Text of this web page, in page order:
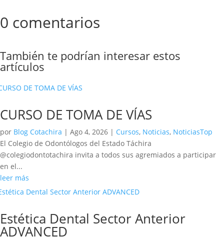
0 comentarios
También te podrían interesar estos
artículos
CURSO DE TOMA DE VÍAS
por Blog Cotachira | Ago 4, 2026 | Cursos, Noticias, NoticiasTop
El Colegio de Odontólogos del Estado Táchira
@colegiodontotachira invita a todos sus agremiados a participar
en el...
leer más
Estética Dental Sector Anterior
ADVANCED